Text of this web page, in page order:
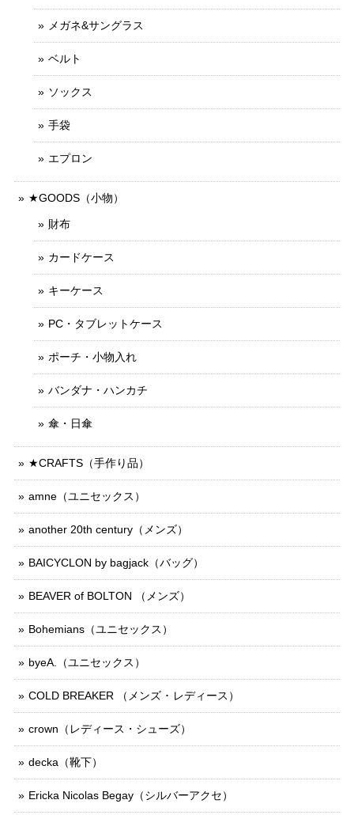
メガネ&サングラス
ベルト
ソックス
手袋
エプロン
★GOODS（小物）
財布
カードケース
キーケース
PC・タブレットケース
ポーチ・小物入れ
バンダナ・ハンカチ
傘・日傘
★CRAFTS（手作り品）
amne（ユニセックス）
another 20th century（メンズ）
BAICYCLON by bagjack（バッグ）
BEAVER of BOLTON （メンズ）
Bohemians（ユニセックス）
byeA.（ユニセックス）
COLD BREAKER （メンズ ･ レディース）
crown（レディース・シューズ）
decka（靴下）
Ericka Nicolas Begay（シルバーアクセ）